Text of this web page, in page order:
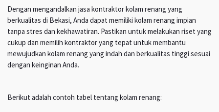
Dengan mengandalkan jasa kontraktor kolam renang yang
berkualitas di Bekasi, Anda dapat memiliki kolam renang impian
tanpa stres dan kekhawatiran. Pastikan untuk melakukan riset yang
cukup dan memilih kontraktor yang tepat untuk membantu
mewujudkan kolam renang yang indah dan berkualitas tinggi sesuai
dengan keinginan Anda.
Berikut adalah contoh tabel tentang kolam renang: